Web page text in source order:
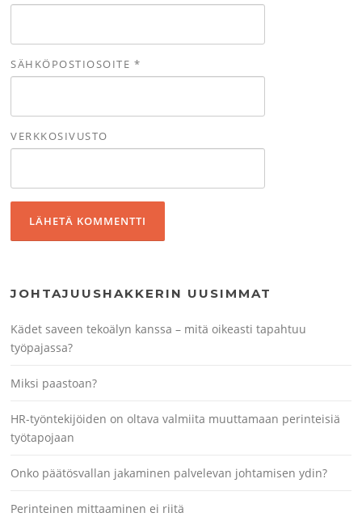
SÄHKÖPOSTIOSOITE *
VERKKOSIVUSTO
JOHTAJUUSHAKKERIN UUSIMMAT
Kädet saveen tekoälyn kanssa – mitä oikeasti tapahtuu
työpajassa?
Miksi paastoan?
HR-työntekijöiden on oltava valmiita muuttamaan perinteisiä
työtapojaan
Onko päätösvallan jakaminen palvelevan johtamisen ydin?
Perinteinen mittaaminen ei riitä